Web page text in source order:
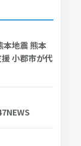
本地震 熊本
小郡市が代